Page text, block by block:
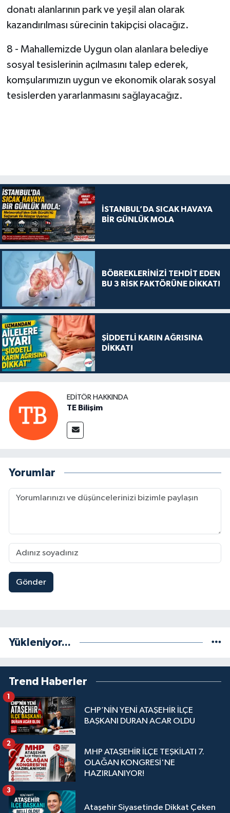
donatı alanlarının park ve yeşil alan olarak
kazandırılması sürecinin takipçisi olacağız.
8 - Mahallemizde Uygun olan alanlara belediye
sosyal tesislerinin açılmasını talep ederek,
komşularımızın uygun ve ekonomik olarak sosyal
tesislerden yararlanmasını sağlayacağız.
İSTANBUL’DA SICAK HAVAYA
BİR GÜNLÜK MOLA
BÖBREKLERİNİZİ TEHDİT EDEN
BU 3 RİSK FAKTÖRÜNE DİKKAT!
ŞİDDETLİ KARIN AĞRISINA
DİKKAT!
EDITÖR HAKKINDA
TE Bilişim
Yorumlar
Gönder
Yükleniyor...
Trend Haberler
CHP’NİN YENİ ATAŞEHİR İLÇE
BAŞKANI DURAN ACAR OLDU
1
MHP ATAŞEHİR İLÇE TEŞKİLATI 7.
OLAĞAN KONGRESİ'NE
HAZIRLANIYOR!
2
Ataşehir Siyasetinde Dikkat Çeken
3